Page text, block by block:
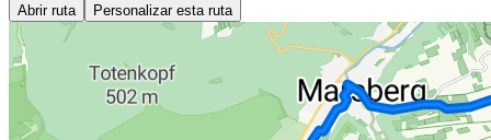
Abrir ruta Personalizar esta ruta